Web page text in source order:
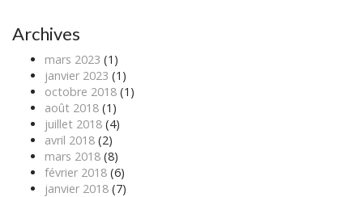
o
Archives
mars 2023 (1)
janvier 2023 (1)
octobre 2018 (1)
août 2018 (1)
juillet 2018 (4)
avril 2018 (2)
mars 2018 (8)
février 2018 (6)
janvier 2018 (7)